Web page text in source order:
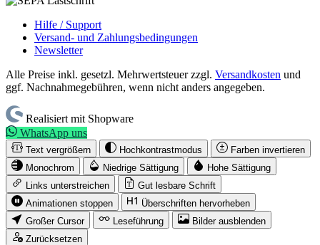
Hilfe / Support
Versand- und Zahlungsbedingungen
Newsletter
Alle Preise inkl. gesetzl. Mehrwertsteuer zzgl. Versandkosten und
ggf. Nachnahmegebühren, wenn nicht anders angegeben.
Realisiert mit Shopware
WhatsApp uns
Text vergrößern Hochkontrastmodus
Farben invertieren
Monochrom
Niedrige Sättigung
Hohe Sättigung
Links unterstreichen
Gut lesbare Schrift
Animationen stoppen
Überschriften hervorheben
Großer Cursor
Leseführung
Bilder ausblenden
Zurücksetzen